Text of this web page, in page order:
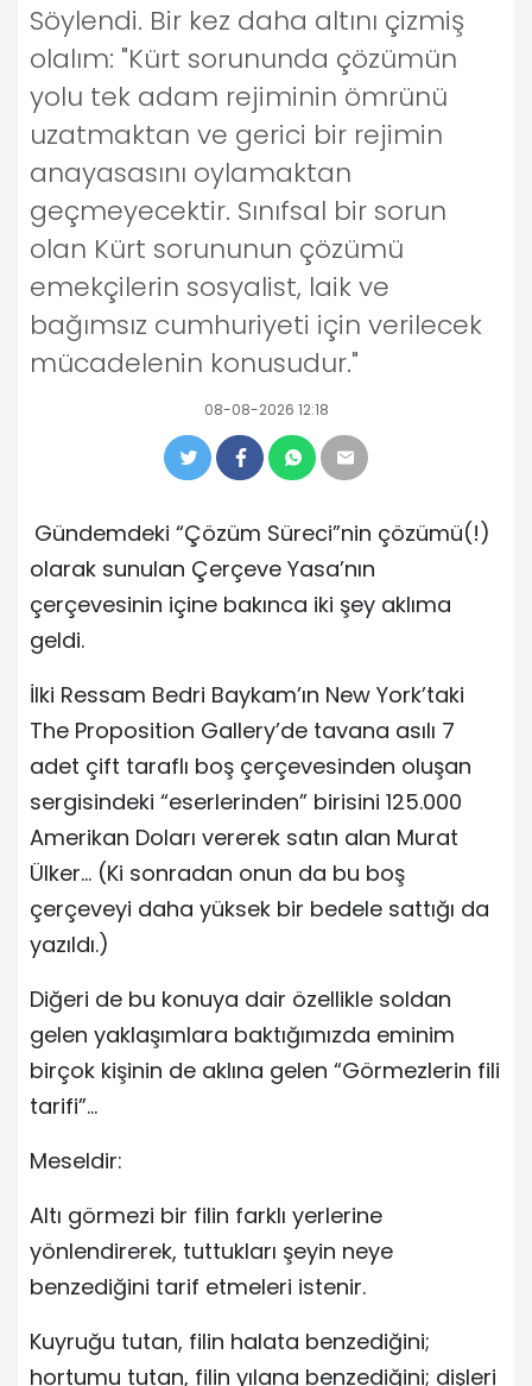
Söylendi. Bir kez daha altını çizmiş
olalım: "Kürt sorununda çözümün
yolu tek adam rejiminin ömrünü
uzatmaktan ve gerici bir rejimin
anayasasını oylamaktan
geçmeyecektir. Sınıfsal bir sorun
olan Kürt sorununun çözümü
emekçilerin sosyalist, laik ve
bağımsız cumhuriyeti için verilecek
mücadelenin konusudur."
08-08-2026 12:18
Gündemdeki “Çözüm Süreci”nin çözümü(!)
olarak sunulan Çerçeve Yasa’nın
çerçevesinin içine bakınca iki şey aklıma
geldi.
İlki Ressam Bedri Baykam’ın New York’taki
The Proposition Gallery’de tavana asılı 7
adet çift taraflı boş çerçevesinden oluşan
sergisindeki “eserlerinden” birisini 125.000
Amerikan Doları vererek satın alan Murat
Ülker… (Ki sonradan onun da bu boş
çerçeveyi daha yüksek bir bedele sattığı da
yazıldı.)
Diğeri de bu konuya dair özellikle soldan
gelen yaklaşımlara baktığımızda eminim
birçok kişinin de aklına gelen “Görmezlerin fili
tarifi”…
Meseldir:
Altı görmezi bir filin farklı yerlerine
yönlendirerek, tuttukları şeyin neye
benzediğini tarif etmeleri istenir.
Kuyruğu tutan, filin halata benzediğini;
hortumu tutan, filin yılana benzediğini; dişleri